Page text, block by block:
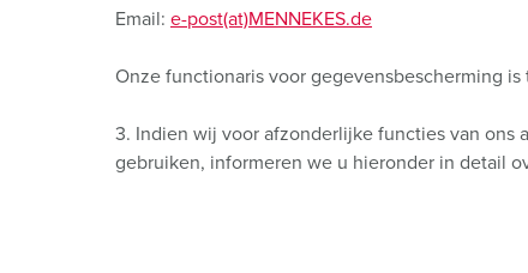
Mijnbouw
Email: e-post(at)MENNEKES.de
Onze functionaris voor gegevensbescherming
3. Indien wij voor afzonderlijke functies van ons
gebruiken, informeren we u hieronder in detail